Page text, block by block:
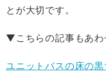
とが大切です。
▼こちらの記事もあわ
ユニットバスの床の